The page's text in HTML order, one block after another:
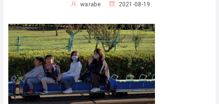
warabe 2021-08-19